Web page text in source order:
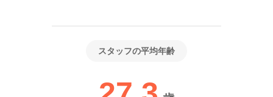
スタッフの平均年齢